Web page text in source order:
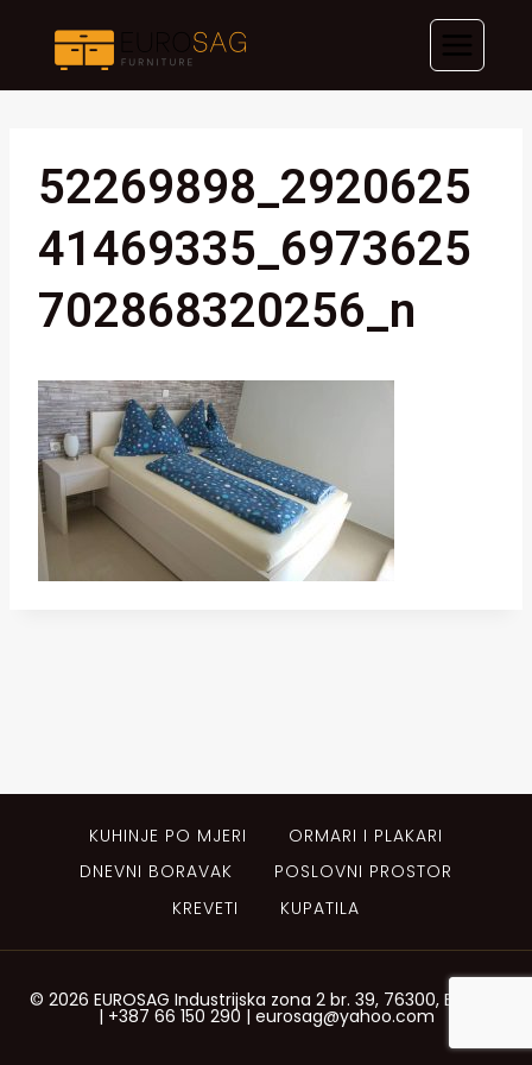
content
52269898_2920625
41469335_6973625
702868320256_n
KUHINJE PO MJERI
ORMARI I PLAKARI
DNEVNI BORAVAK
POSLOVNI PROSTOR
KREVETI
KUPATILA
© 2026 EUROSAG Industrijska zona 2 br. 39, 76300, Bijeljina
| +387 66 150 290 | eurosag@yahoo.com